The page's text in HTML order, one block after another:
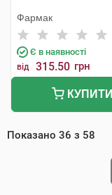
Фармак
Є в наявності
від 315.50 грн
КУПИТИ
Показано 36 з 58